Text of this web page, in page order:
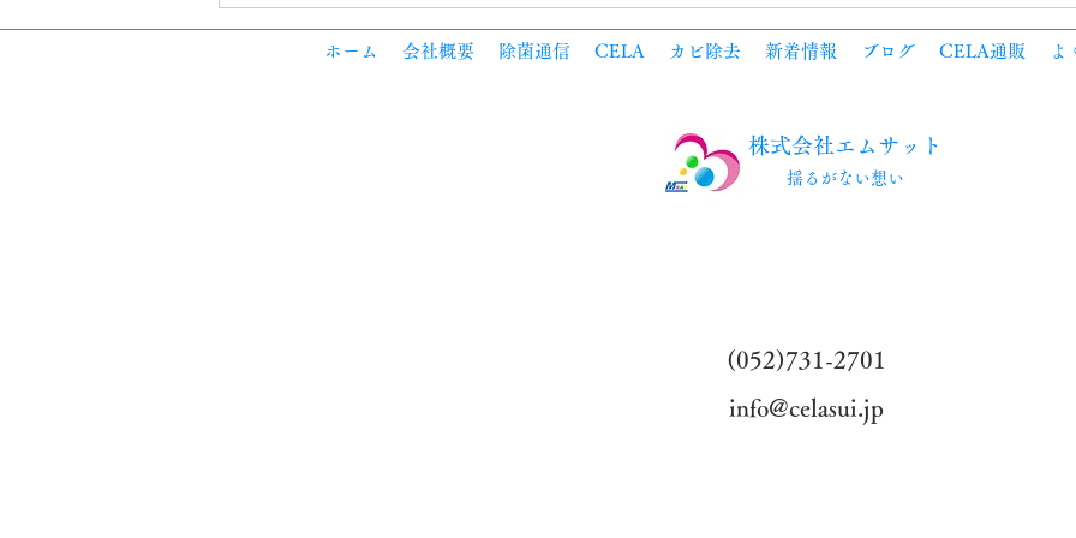
🌿 夏のニオイ対策、まず見直
したい3つの場所
ホーム 会社概要 除菌通信 CELA カビ除去 新着情報 ブログ CELA通販 よ
株式会社エムサット
​揺るがない想い
​(052)731-2701
info@celasui.jp